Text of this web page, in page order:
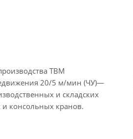
TBM
20/5 м/мин (ЧУ)—
и складских
и консольных кранов.